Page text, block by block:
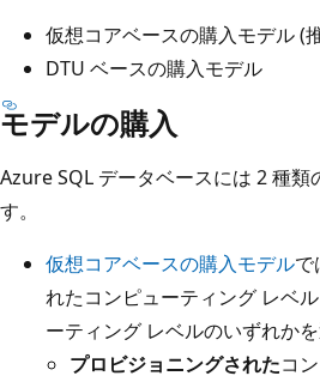
仮想コアベースの購入モデル (
DTU ベースの購入モデル
モデルの購入
Azure SQL データベースには 2 種類
す。
仮想コアベースの購入モデルで
れたコンピューティング レベ
ーティング レベルのいずれかを
プロビジョニングされたコ